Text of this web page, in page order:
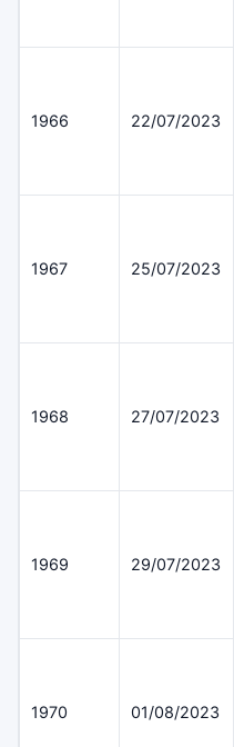
1966 22/07/2023
1967 25/07/2023
1968 27/07/2023
1969 29/07/2023
1970 01/08/2023